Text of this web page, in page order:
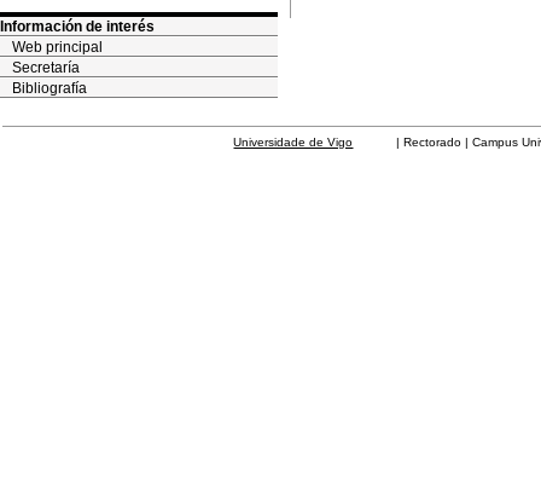
Información de interés
Web principal
Secretaría
Bibliografía
Universidade de Vigo | Rectorado | Campus